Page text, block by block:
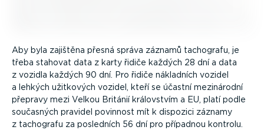
Aby byla zajištěna přesná správa záznamů tachografu, je
třeba stahovat data z karty řidiče každých 28 dní a data
z vozidla každých 90 dní. Pro řidiče nákladních vozidel
a lehkých užitkových vozidel, kteří se účastní mezinárodní
přepravy mezi Velkou Británií královstvím a EU, platí podle
současných pravidel povinnost mít k dispozici záznamy
z tachografu za posledních 56 dní pro případnou kontrolu.